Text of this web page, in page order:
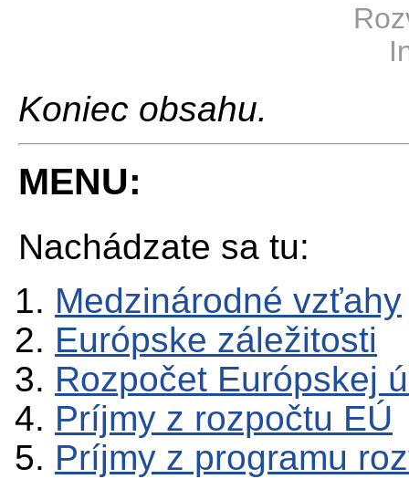
Koniec obsahu.
MENU:
Nachádzate sa tu:
Medzinárodné vzťahy
Európske záležitosti
Rozpočet Európskej
Príjmy z rozpočtu EÚ
Príjmy z programu